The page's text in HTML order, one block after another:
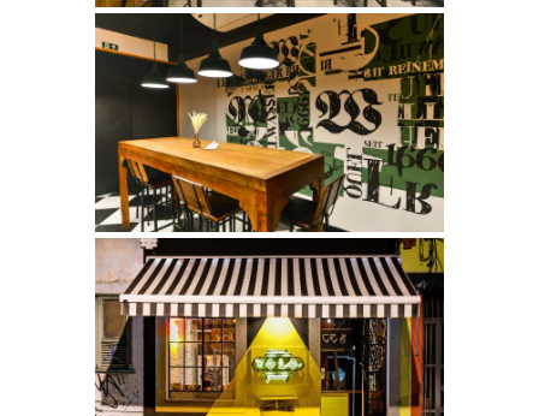
BAR E RESTAURANTE
WIENINGER
Comerciais
LANCHONETE YOLO
Comerciais